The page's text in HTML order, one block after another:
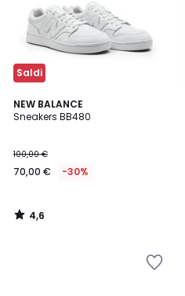
Saldi
NEW BALANCE
Sneakers BB480
100,00 €
70,00 € -30%
4,6
/ 5
4,6
/